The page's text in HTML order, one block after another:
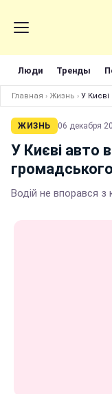
Люди Тренды
Главная › Жизнь › У Києві
ЖИЗНЬ 06 декабря
У Києві авто
Водій не впорався з